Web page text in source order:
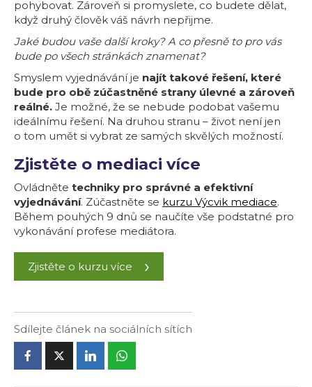
pohybovat. Zároveň si promyslete, co budete dělat,
když druhý člověk váš návrh nepřijme.
Jaké budou vaše další kroky? A co přesně to pro vás
bude po všech stránkách znamenat?
Smyslem vyjednávání je najít takové řešení, které
bude pro obě zúčastněné strany úlevné a zároveň
reálné. Je možné, že se nebude podobat vašemu
ideálnímu řešení. Na druhou stranu – život není jen
o tom umět si vybrat ze samých skvělých možností.
Zjistěte o mediaci více
Ovládněte techniky pro správné a efektivní
vyjednávání. Zúčastněte se kurzu Výcvik mediace.
Během pouhých 9 dnů se naučíte vše podstatné pro
vykonávání profese mediátora.
Zjistěte o kurzu více
Sdílejte článek na sociálních sítích